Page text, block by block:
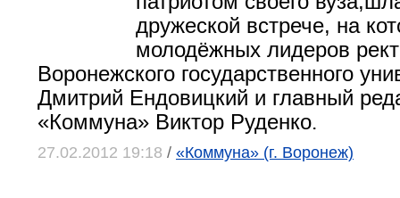
дружеской встрече, на
молодёжных лидеров
Воронежского государственного
Дмитрий Ендовицкий и главный
«Коммуна» Виктор Руденко.
27.02.2012 19:18 / «Коммуна» (г. Воронеж)